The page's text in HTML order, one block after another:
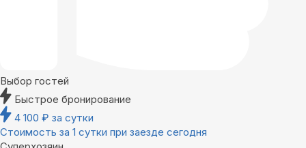
Выбор гостей
Быстрое бронирование
4 100 ₽ за сутки
Стоимость за 1 сутки при заезде сегодня